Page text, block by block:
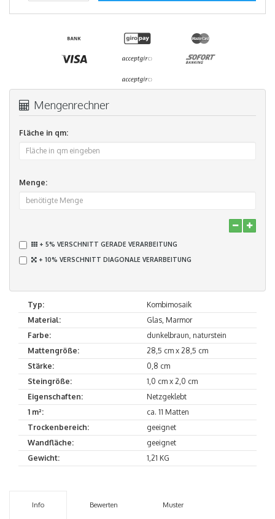
Mengenrechner
Fläche in qm:
Menge:
+ 5% VERSCHNITT GERADE VERARBEITUNG
+ 10% VERSCHNITT DIAGONALE VERARBEITUNG
Typ:
Kombimosaik
Material:
Glas, Marmor
Farbe:
dunkelbraun, naturstein
Mattengröße:
28,5 cm x 28,5 cm
Stärke:
0,8 cm
Steingröße:
1,0 cm x 2,0 cm
Eigenschaften:
Netzgeklebt
1 m²:
ca. 11 Matten
Trockenbereich:
geeignet
Wandfläche:
geeignet
Gewicht:
1,21 KG
Info Bewerten Muster